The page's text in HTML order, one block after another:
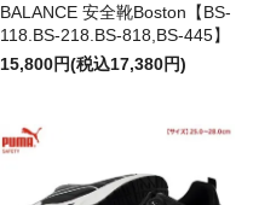
BALANCE 安全靴Boston【BS-
118.BS-218.BS-818,BS-445】
15,800円(税込17,380円)